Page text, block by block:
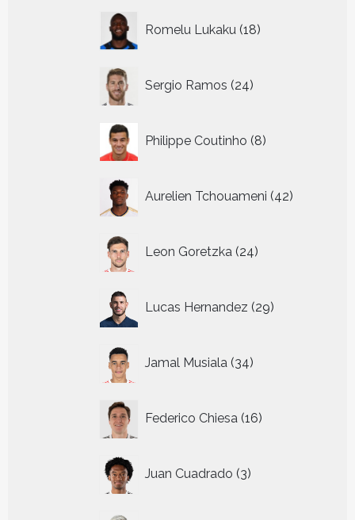
Romelu Lukaku 18
producten
Sergio Ramos 24
producten
Philippe Coutinho 8
producten
Aurelien Tchouameni 42
producten
Leon Goretzka 24
producten
Lucas Hernandez 29
producten
Jamal Musiala 34
producten
Federico Chiesa 16
producten
Juan Cuadrado 3
producten